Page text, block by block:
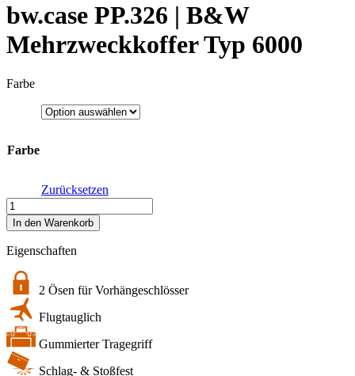
bw.case PP.326 | B&W
Mehrzweckkoffer Typ 6000
Farbe
Farbe
Zurücksetzen
bw.case
PP.326
|
B&W
Mehrzweckkoffer
Typ
6000
Menge
In den Warenkorb
Eigenschaften
2 Ösen für Vorhängeschlösser
Flugtauglich
Gummierter Tragegriff
Schlag- & Stoßfest